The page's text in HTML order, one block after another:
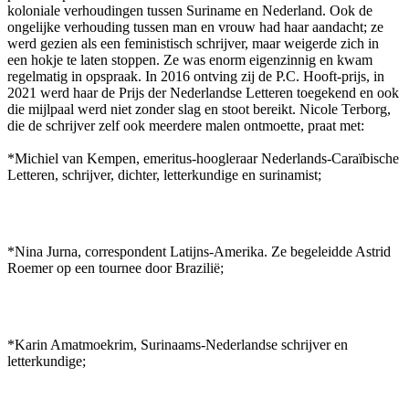
koloniale verhoudingen tussen Suriname en Nederland. Ook de
ongelijke verhouding tussen man en vrouw had haar aandacht; ze
werd gezien als een feministisch schrijver, maar weigerde zich in
een hokje te laten stoppen. Ze was enorm eigenzinnig en kwam
regelmatig in opspraak. In 2016 ontving zij de P.C. Hooft-prijs, in
2021 werd haar de Prijs der Nederlandse Letteren toegekend en ook
die mijlpaal werd niet zonder slag en stoot bereikt. Nicole Terborg,
die de schrijver zelf ook meerdere malen ontmoette, praat met:
*Michiel van Kempen, emeritus-hoogleraar Nederlands-Caraïbische
Letteren, schrijver, dichter, letterkundige en surinamist;
*Nina Jurna, correspondent Latijns-Amerika. Ze begeleidde Astrid
Roemer op een tournee door Brazilië;
*Karin Amatmoekrim, Surinaams-Nederlandse schrijver en
letterkundige;